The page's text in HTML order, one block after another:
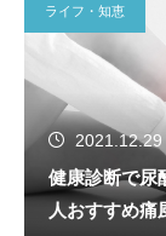
ライフ・知恵
2021.12.29
健康診断で尿
人おすすめ痛